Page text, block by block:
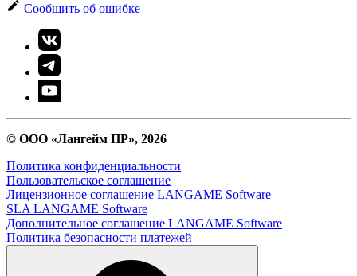
Сообщить об ошибке
© ООО «Лангейм ПР», 2026
Политика конфиденциальности
Пользовательское соглашение
Лицензионное соглашение LANGAME Software
SLA LANGAME Software
Дополнительное соглашение LANGAME Software
Политика безопасности платежей